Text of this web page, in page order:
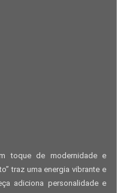
toque de modernidade e
traz uma energia vibrante e
adiciona personalidade e